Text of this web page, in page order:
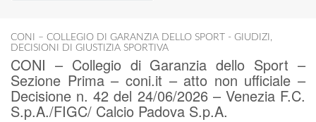
CONI – COLLEGIO DI GARANZIA DELLO SPORT - GIUDIZI ,
DECISIONI DI GIUSTIZIA SPORTIVA
CONI – Collegio di Garanzia dello Sport –
Sezione Prima – coni.it – atto non ufficiale –
Decisione n. 42 del 24/06/2026 – Venezia F.C.
S.p.A./FIGC/ Calcio Padova S.p.A.